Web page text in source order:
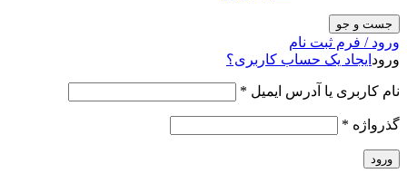
جست و جو
ورود / فرم ثبت نام
ورود ایجاد یک حساب کاربری؟
نام کاربری یا آدرس ایمیل *
گذرواژه *
ورود